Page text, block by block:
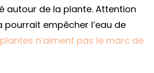
autour de la plante. Attention
empêcher l’eau de
n’aiment pas le marc de